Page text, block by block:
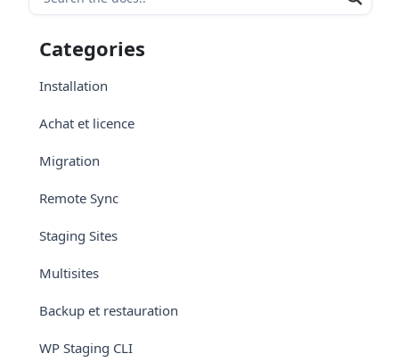
Categories
Installation
Achat et licence
Migration
Remote Sync
Staging Sites
Multisites
Backup et restauration
WP Staging CLI